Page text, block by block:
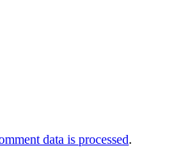
data is processed.